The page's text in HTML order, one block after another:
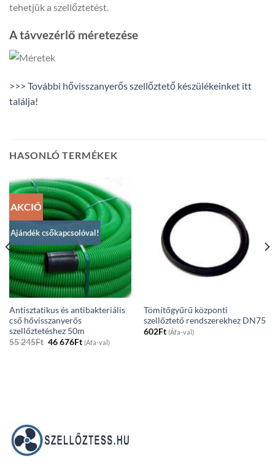
tehetjük a szellőztetést.
A távvezérlő méretezése
>>> További hővisszanyerős szellőztető készülékeinket itt
találja!
HASONLÓ TERMÉKEK
AKCIÓ
Ajándék csőkapcsolóval!
Antisztatikus és antibakteriális
cső hővisszanyerős
szellőztetéshez 50m
55 245Ft Original
46 676FtCurrent
price
(Áfa-val)
Tömítőgyűrű központi
szellőztető rendszerekhez DN75
602Ft (Áfa-val)